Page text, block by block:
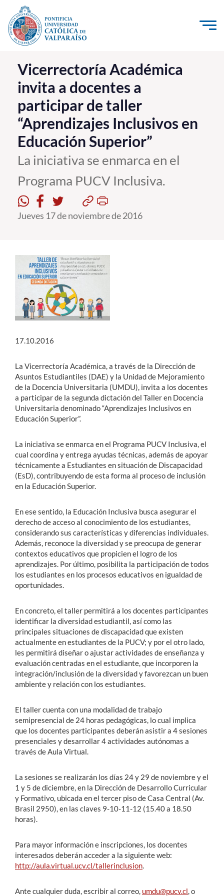
Click acá para ir directamente al contenido
La Universidad
Investigación, Creación e Innovación
PUCV Internacional
Vinculación con el Medio
Admisión
Pregrado
Postgrado
Formación Continua
Académicos
Funcionarios
Alumni
Vicerrectoría Académica
invita a docentes a
participar de taller
“Aprendizajes Inclusivos en
Educación Superior”
La iniciativa se enmarca en el
Programa PUCV Inclusiva.
Jueves 17 de noviembre de 2016
17.10.2016
La Vicerrectoría Académica, a través de la Dirección de
Asuntos Estudiantiles (DAE) y la Unidad de Mejoramiento
de la Docencia Universitaria (UMDU), invita a los docentes
a participar de la segunda dictación del Taller en Docencia
Universitaria denominado “Aprendizajes Inclusivos en
Educación Superior”.
La iniciativa se enmarca en el Programa PUCV Inclusiva, el
cual coordina y entrega ayudas técnicas, además de apoyar
técnicamente a Estudiantes en situación de Discapacidad
(EsD), contribuyendo de esta forma al proceso de inclusión
en la Educación Superior.
En ese sentido, la Educación Inclusiva busca asegurar el
derecho de acceso al conocimiento de los estudiantes,
considerando sus características y diferencias individuales.
Además, reconoce la diversidad y se preocupa de generar
contextos educativos que propicien el logro de los
aprendizajes. Por último, posibilita la participación de todos
los estudiantes en los procesos educativos en igualdad de
oportunidades.
En concreto, el taller permitirá a los docentes participantes
identificar la diversidad estudiantil, así como las
principales situaciones de discapacidad que existen
actualmente en estudiantes de la PUCV; y por el otro lado,
les permitirá diseñar o ajustar actividades de enseñanza y
evaluación centradas en el estudiante, que incorporen la
integración/inclusión de la diversidad y favorezcan un buen
ambiente y relación con los estudiantes.
El taller cuenta con una modalidad de trabajo
semipresencial de 24 horas pedagógicas, lo cual implica
que los docentes participantes deberán asistir a 4 sesiones
presenciales y desarrollar 4 actividades autónomas a
través de Aula Virtual.
La sesiones se realizarán los días 24 y 29 de noviembre y el
1 y 5 de diciembre, en la Dirección de Desarrollo Curricular
y Formativo, ubicada en el tercer piso de Casa Central (Av.
Brasil 2950), en las claves 9-10-11-12 (15.40 a 18.50
horas).
Para mayor información e inscripciones, los docentes
interesados deberán acceder a la siguiente web:
http://aula.virtual.ucv.cl/tallerinclusion.
Ante cualquier duda, escribir al correo, umdu@pucv.cl, o